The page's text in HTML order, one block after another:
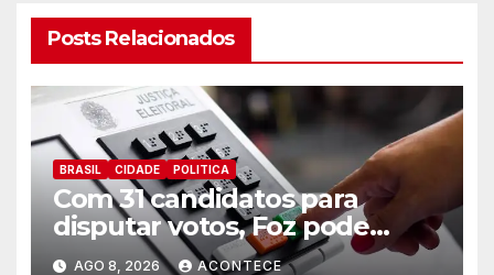
Posts Relacionados
BRASIL CIDADE POLITICA
Com 31 candidatos para
disputar votos, Foz pode
perder representatividade
AGO 8, 2026 ACONTECE